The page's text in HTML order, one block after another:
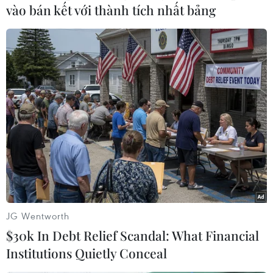
Đáng chú ý, Giải chạy hưởng ứng "Toàn dân tiết
kiệm năng lượng hưởng ứng Giờ Trái đất năm
2025"thu hút khoảng gần 2.000 người tham gia,
gồm cán bộ, công chức, viên chức, người lao
động trong Bộ Công Thương và các cơ quan ban
ngành có liên quan; đại diện các đơn vị, tổ chức
xã hội, hiệp hội ngành hàng; đại diện các doanh
nghiệp sản xuất, kinh doanh; người dân yêu
thích chạy bộ; vận động viên đến từ một số câu
lạc bộ chạy phong trào...
vào bán kết với thành tích nhất bảng
JG Wentworth
$30k In Debt Relief Scandal: What Financial
Institutions Quietly Conceal